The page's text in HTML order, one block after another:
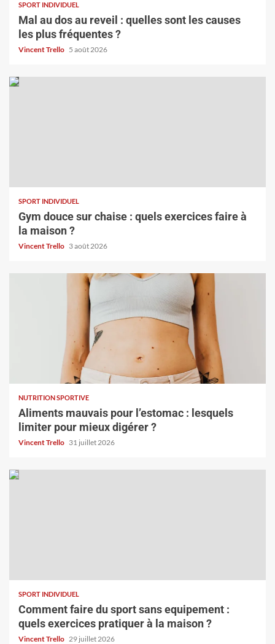
SPORT INDIVIDUEL
Mal au dos au reveil : quelles sont les causes
les plus fréquentes ?
Vincent Trello 5 août 2026
SPORT INDIVIDUEL
Gym douce sur chaise : quels exercices faire à
la maison ?
Vincent Trello 3 août 2026
NUTRITION SPORTIVE
Aliments mauvais pour l’estomac : lesquels
limiter pour mieux digérer ?
Vincent Trello 31 juillet 2026
SPORT INDIVIDUEL
Comment faire du sport sans equipement :
quels exercices pratiquer à la maison ?
Vincent Trello 29 juillet 2026